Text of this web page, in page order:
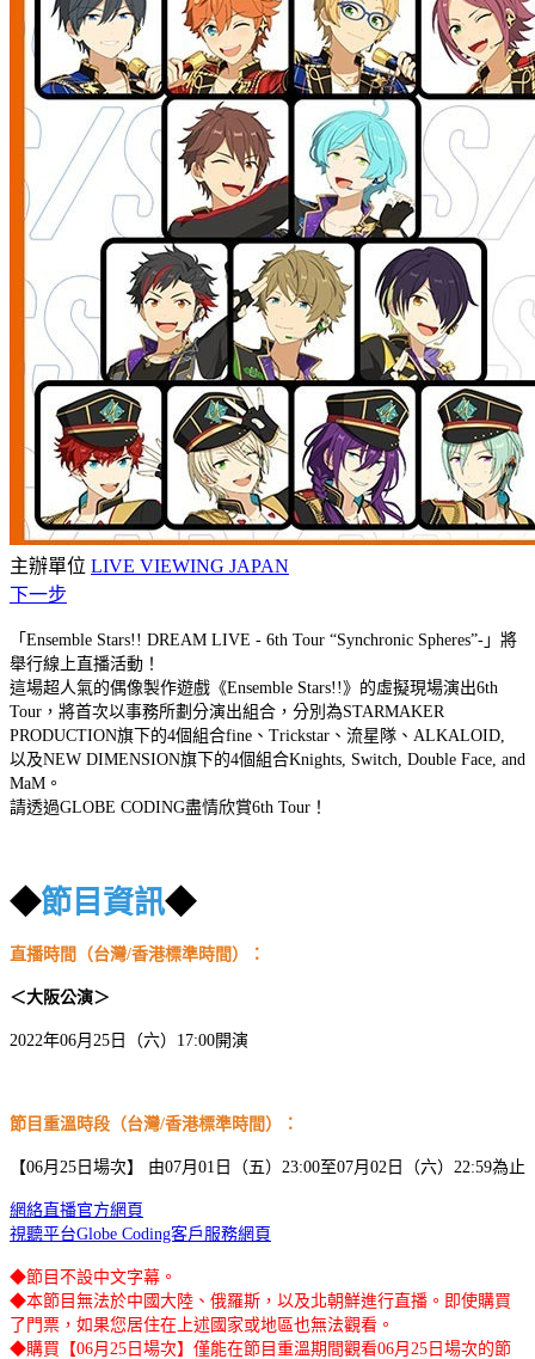
主辦單位 LIVE VIEWING JAPAN
下一步
「Ensemble Stars!! DREAM LIVE - 6th Tour “Synchronic Spheres”-」將
舉行線上直播活動！
這場超人氣的偶像製作遊戲《Ensemble Stars!!》的虛擬現場演出6th
Tour，將首次以事務所劃分演出組合，分別為STARMAKER
PRODUCTION旗下的4個組合fine、Trickstar、流星隊、ALKALOID,
以及NEW DIMENSION旗下的4個組合Knights, Switch, Double Face, and
MaM。
請透過GLOBE CODING盡情欣賞6th Tour！
◆節目資訊◆
直播時間（台灣/香港標準時間）：
＜大阪公演＞
2022年06月25日（六）17:00開演
節目重溫時段（台灣/香港標準時間）：
【06月25日場次】 由07月01日（五）23:00至07月02日（六）22:59為止
網絡直播官方網頁
視聽平台Globe Coding客戶服務網頁
◆節目不設中文字幕。
◆本節目無法於中國大陸、俄羅斯，以及北朝鮮進行直播。即使購買
了門票，如果您居住在上述國家或地區也無法觀看。
◆購買【06月25日場次】僅能在節目重溫期間觀看06月25日場次的節